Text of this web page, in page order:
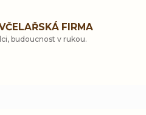
FIRMA
budoucnost v rukou.